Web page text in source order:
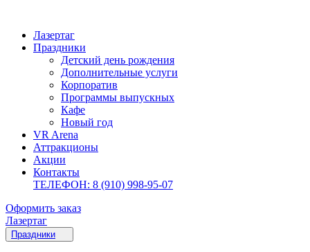
Лазертаг
Праздники
Детский день рождения
Дополнительные услуги
Корпоратив
Программы выпускных
Кафе
Новый год
VR Arena
Аттракционы
Акции
Контакты
ТЕЛЕФОН: 8 (910) 998-95-07
Оформить заказ
Лазертаг
Праздники